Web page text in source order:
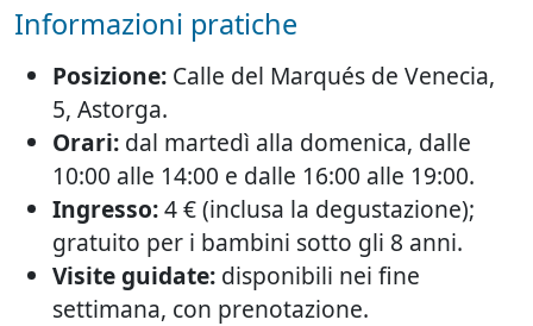
Informazioni pratiche
Posizione: Calle del Marqués de Venecia,
5, Astorga.
Orari: dal martedì alla domenica, dalle
10:00 alle 14:00 e dalle 16:00 alle 19:00.
Ingresso:4 € (inclusa la degustazione);
gratuito per i bambini sotto gli 8 anni.
Visite guidate: disponibili nei fine
settimana, con prenotazione.